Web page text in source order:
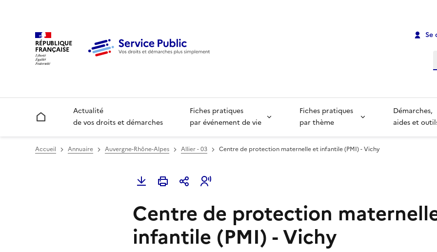
RÉPUBLIQUE
FRANÇAISE
Se
Accueil
Actualité
de vos droits et démarches
Fiches pratiques
par événement de vie
Fiches pratiques
par thème
Démarches,
aides et
Accueil Annuaire Auvergne-Rhône-Alpes Allier - 03 Centre de protection maternelle et infantile (PMI) - Vichy
Centre de protection
infantile (PMI) - Vichy